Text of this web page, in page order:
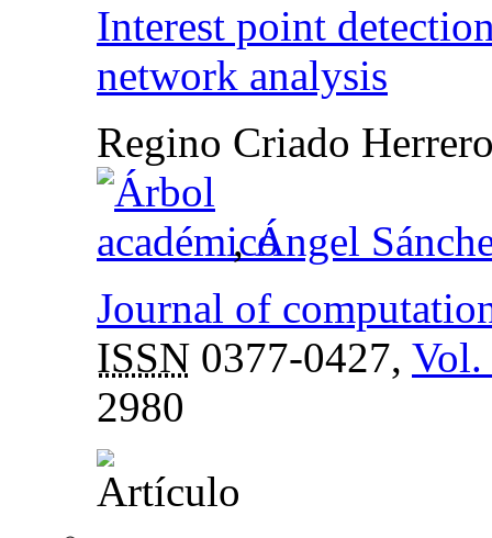
Interest point
network analysis
Regino Criado
,Ángel
Journal of
ISSN 0377-0427, Vol.
2980